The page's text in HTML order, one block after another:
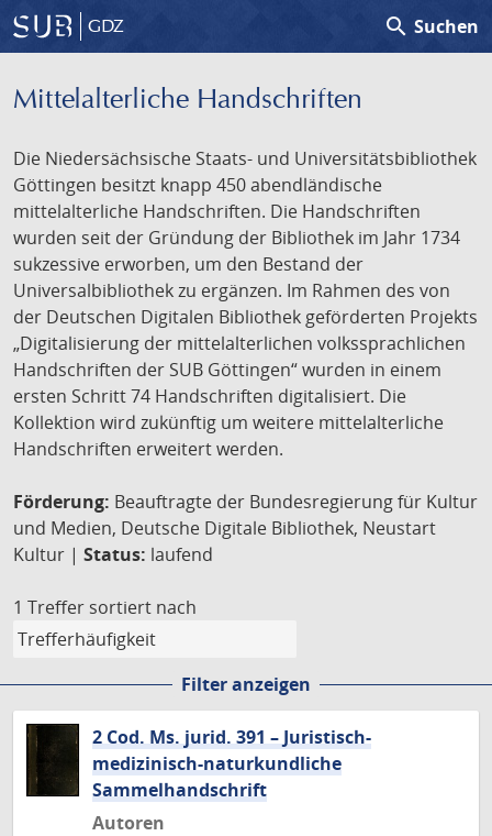
GDZ search Suchen
Mittelalterliche Handschriften
Die Niedersächsische Staats- und Universitätsbibliothek
Göttingen besitzt knapp 450 abendländische
mittelalterliche Handschriften. Die Handschriften
wurden seit der Gründung der Bibliothek im Jahr 1734
sukzessive erworben, um den Bestand der
Universalbibliothek zu ergänzen. Im Rahmen des von
der Deutschen Digitalen Bibliothek geförderten Projekts
„Digitalisierung der mittelalterlichen volkssprachlichen
Handschriften der SUB Göttingen“ wurden in einem
ersten Schritt 74 Handschriften digitalisiert. Die
Kollektion wird zukünftig um weitere mittelalterliche
Handschriften erweitert werden.
Förderung: Beauftragte der Bundesregierung für Kultur
und Medien, Deutsche Digitale Bibliothek, Neustart
Kultur | Status: laufend
1 Treffer sortiert nach
Filter anzeigen
2 Cod. Ms. jurid. 391 – Juristisch-
medizinisch-naturkundliche
Sammelhandschrift
Autoren